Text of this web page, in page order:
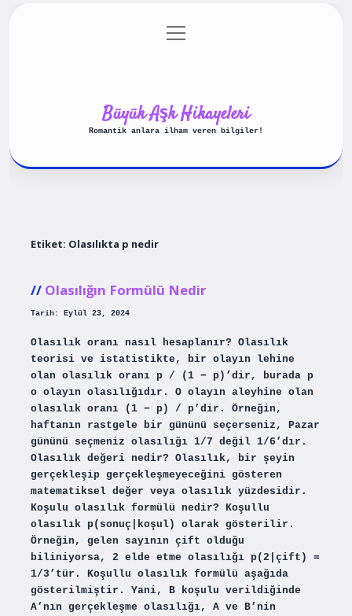
Gizlilik Politikası
menüyü
aç
Büyük Aşk Hikayeleri
Romantik anlara ilham veren bilgiler!
Etiket: Olasılıkta p nedir
Olasılığın Formülü Nedir
Tarih: Eylül 23, 2024
Olasılık oranı nasıl hesaplanır? Olasılık
teorisi ve istatistikte, bir olayın lehine
olan olasılık oranı p / (1 − p)’dir, burada p
o olayın olasılığıdır. O olayın aleyhine olan
olasılık oranı (1 − p) / p’dir. Örneğin,
haftanın rastgele bir gününü seçerseniz, Pazar
gününü seçmeniz olasılığı 1/7 değil 1/6’dır.
Olasılık değeri nedir? Olasılık, bir şeyin
gerçekleşip gerçekleşmeyeceğini gösteren
matematiksel değer veya olasılık yüzdesidir.
Koşulu olasılık formülü nedir? Koşullu
olasılık p(sonuç|koşul) olarak gösterilir.
Örneğin, gelen sayının çift olduğu
biliniyorsa, 2 elde etme olasılığı p(2|çift) =
1/3’tür. Koşullu olasılık formülü aşağıda
gösterilmiştir. Yani, B koşulu verildiğinde
A’nın gerçekleşme olasılığı, A ve B’nin